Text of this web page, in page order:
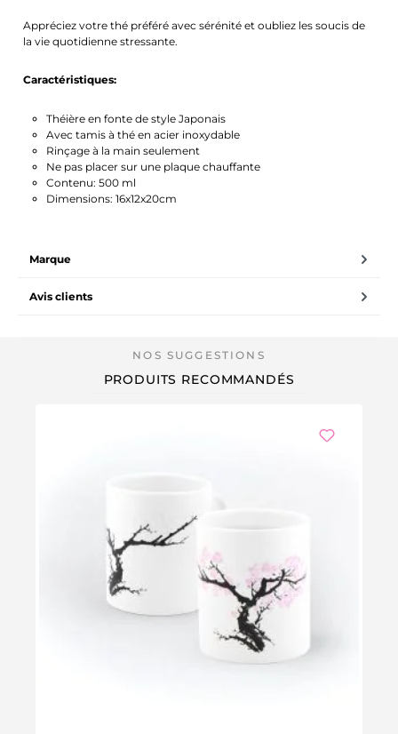
Appréciez votre thé préféré avec sérénité et oubliez les soucis de
la vie quotidienne stressante.
Caractéristiques:
Théière en fonte de style Japonais
Avec tamis à thé en acier inoxydable
Rinçage à la main seulement
Ne pas placer sur une plaque chauffante
Contenu: 500 ml
Dimensions: 16x12x20cm
Marque
Avis clients
PRODUITS RECOMMANDÉS